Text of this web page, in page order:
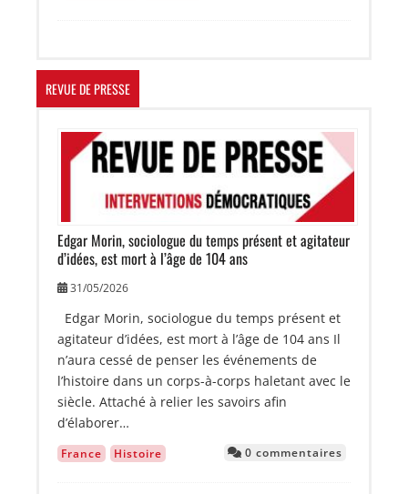
REVUE DE PRESSE
Image
Edgar Morin, sociologue du temps présent et agitateur
d’idées, est mort à l’âge de 104 ans
31/05/2026
Edgar Morin, sociologue du temps présent et
agitateur d’idées, est mort à l’âge de 104 ans Il
n’aura cessé de penser les événements de
l’histoire dans un corps-à-corps haletant avec le
siècle. Attaché à relier les savoirs afin
d’élaborer…
France Histoire 0 commentaires